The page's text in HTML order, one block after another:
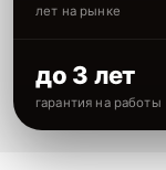
лет на рынке
до 3 лет
гарантия на работы